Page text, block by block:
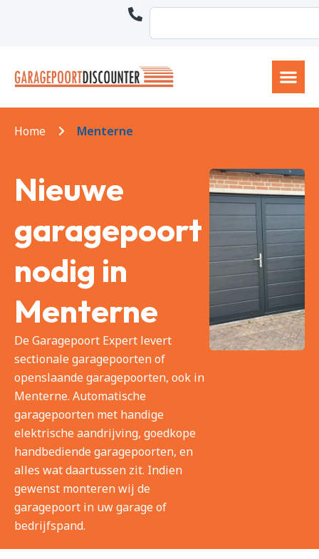
Home Menterne
Nieuwe
garagepoort
nodig in
Menterne
De Garagepoort Expert levert
sectionale garagepoorten of
openslaande garagepoorten, ook in
Menterne. Automatische
garagepoorten met handige
elektrische aandrijving, goedkope
handbediende garagepoorten, en
alles wat daartussen zit. Indien
gewenst monteren wij de
garagepoort in uw garage of
bedrijfspand.